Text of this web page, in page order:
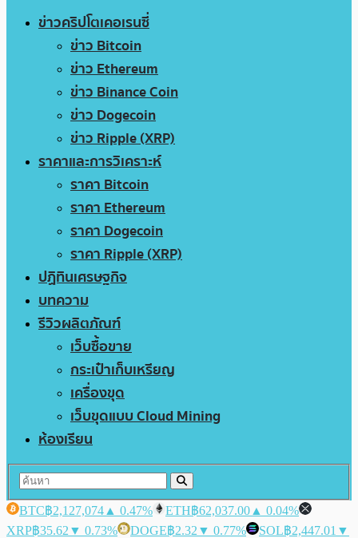
ข่าวคริปโตเคอเรนซี่
ข่าว Bitcoin
ข่าว Ethereum
ข่าว Binance Coin
ข่าว Dogecoin
ข่าว Ripple (XRP)
ราคาและการวิเคราะห์
ราคา Bitcoin
ราคา Ethereum
ราคา Dogecoin
ราคา Ripple (XRP)
ปฏิทินเศรษฐกิจ
บทความ
รีวิวผลิตภัณฑ์
เว็บซื้อขาย
กระเป๋าเก็บเหรียญ
เครื่องขุด
เว็บขุดแบบ Cloud Mining
ห้องเรียน
BTC฿2,127,074 ▲ 0.47% ETH฿62,037.00 ▲ 0.04%
XRP฿35.62 ▼ 0.73% DOGE฿2.32 ▼ 0.77% SOL฿2,447.01 ▼